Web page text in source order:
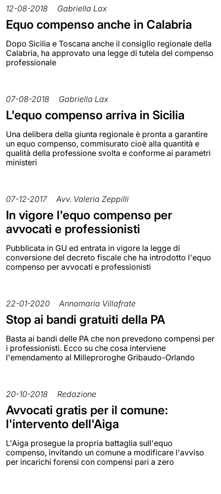
12-08-2018 Gabriella Lax
Equo compenso anche in Calabria
Dopo Sicilia e Toscana anche il consiglio regionale della
Calabria, ha approvato una legge di tutela del compenso
professionale
07-08-2018 Gabriella Lax
L'equo compenso arriva in Sicilia
Una delibera della giunta regionale è pronta a garantire
un equo compenso, commisurato cioè alla quantità e
qualità della professione svolta e conforme ai parametri
ministeri
07-12-2017 Avv. Valeria Zeppilli
In vigore l'equo compenso per
avvocati e professionisti
Pubblicata in GU ed entrata in vigore la legge di
conversione del decreto fiscale che ha introdotto l'equo
compenso per avvocati e professionisti
22-01-2020 Annamaria Villafrate
Stop ai bandi gratuiti della PA
Basta ai bandi delle PA che non prevedono compensi per
i professionisti. Ecco su che cosa interviene
l'emendamento al Milleproroghe Gribaudo-Orlando
20-10-2018 Redazione
Avvocati gratis per il comune:
l'intervento dell'Aiga
L'Aiga prosegue la propria battaglia sull'equo
compenso, invitando un comune a modificare l'avviso
per incarichi forensi con compensi pari a zero